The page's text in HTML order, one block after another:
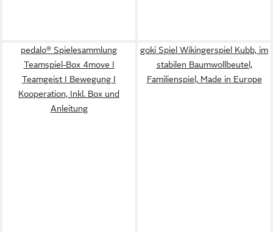
pedalo® Spielesammlung
Teamspiel-Box 4move I
Teamgeist I Bewegung I
Kooperation, Inkl. Box und
Anleitung
goki Spiel Wikingerspiel Kubb, im
stabilen Baumwollbeutel,
Familienspiel, Made in Europe